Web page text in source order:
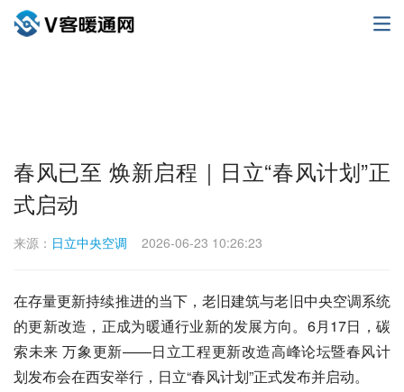
春风已至 焕新启程｜日立“春风计划”正
式启动
来源： 日立中央空调 2026-06-23 10:26:23
在存量更新持续推进的当下，老旧建筑与老旧中央空调系统
的更新改造，正成为暖通行业新的发展方向。6月17日，碳
索未来 万象更新——日立工程更新改造高峰论坛暨春风计
划发布会在西安举行，日立“春风计划”正式发布并启动。